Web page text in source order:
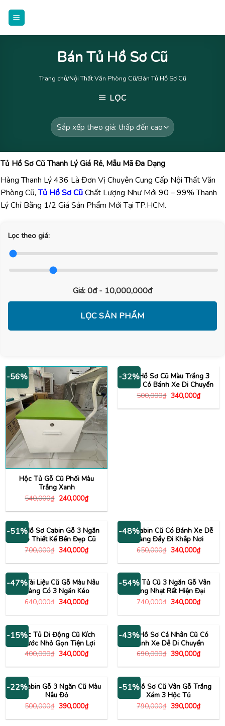
Bán Tủ Hồ Sơ Cũ
Trang chủ/Nội Thất Văn Phòng Cũ/Bán Tủ Hồ Sơ Cũ
LỌC
Tủ Hồ Sơ Cũ Thanh Lý Giá Rẻ, Mẫu Mã Đa Dạng
Hàng Thanh Lý 436 Là Đơn Vị Chuyên Cung Cấp Nội Thất Văn
Phòng Cũ,Tủ Hồ Sơ CũChất Lượng Như Mới 90 – 99% Thanh
Lý Chỉ Bằng 1/2 Giá Sản Phẩm Mới Tại TP.HCM.
Lọc theo giá:
Giá:0đ - 10,000,000đ
LỌC SẢN PHẨM
-56%
Hộc Tủ Gỗ Cũ Phối Màu
Trắng Xanh
540,000₫ Giá
là:
240,000₫Giá
hiện
tại
240,000₫.
-32%
Tủ Hồ Sơ Cũ Màu Trắng 3
Ngăn Có Bánh Xe Di Chuyển
500,000₫ Giá
là:
340,000₫Giá
hiện
tại
-51%
Tủ Hồ Sơ Cabin Gỗ 3 Ngăn
Kéo Thiết Kế Bền Đẹp Cũ
700,000₫ Giá
là:
340,000₫Giá
hiện
tại
340,000₫.
-48%
Tủ Cabin Cũ Có Bánh Xe Dễ
Dàng Đẩy Đi Khắp Nơi
650,000₫ Giá
là:
340,000₫Giá
hiện
tại
-47%
Tủ Tài Liệu Cũ Gỗ Màu Nâu
Vàng Có 3 Ngăn Kéo
640,000₫ Giá
là:
340,000₫Giá
hiện
tại
340,000₫.
-54%
Hộc Tủ Cũ 3 Ngăn Gỗ Vân
Vàng Nhạt Rất Hiện Đại
740,000₫ Giá
là:
340,000₫Giá
hiện
tại
-15%Hộc Tủ Di Động Cũ Kích
Thước Nhỏ Gọn Tiện Lợi
400,000₫ Giá
là:
340,000₫Giá
hiện
tại
340,000₫.
-43%Tủ Hồ Sơ Cá Nhân Cũ Có
Bánh Xe Dễ Di Chuyển
690,000₫ Giá
là:
390,000₫Giá
hiện
tại
-22%
Tủ Cabin Gỗ 3 Ngăn Cũ Màu
Nâu Đỏ
500,000₫ Giá
là:
390,000₫Giá
hiện
tại
-51%
Tủ Hồ Sơ Cũ Vân Gỗ Trắng
Xám 3 Hộc Tủ
790,000₫ Giá
là:
390,000₫Giá
hiện
tại